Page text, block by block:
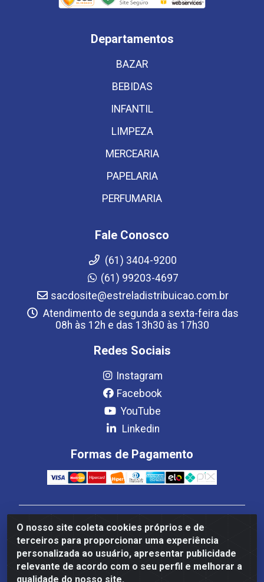
O nosso site coleta cookies próprios e de
terceiros para proporcionar uma experiência
personalizada ao usuário, apresentar publicidade
relevante de acordo com o seu perfil e melhorar a
qualidade do nosso site.
Departamentos
BAZAR
BEBIDAS
INFANTIL
LIMPEZA
MERCEARIA
PAPELARIA
PERFUMARIA
Fale Conosco
(61) 3404-9200
(61) 99203-4697
sacdosite@estreladistribuicao.com.br
Atendimento de segunda a sexta-feira das
08h às 12h e das 13h30 às 17h30
Redes Sociais
Instagram
Facebook
YouTube
Linkedin
Formas de Pagamento
Estrela Distribuição LTDA - CNPJ 08.691.096/0001-93 -
Setor Setor de Industria Qi 22 Lt 7, 9, 11, 13, 14 Ao 32,
S/NC - Setor Industrial Ceilândia, Brasília/DF - CEP
72265-220